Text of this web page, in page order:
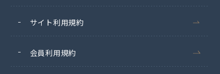
サイト利用規約
会員利用規約